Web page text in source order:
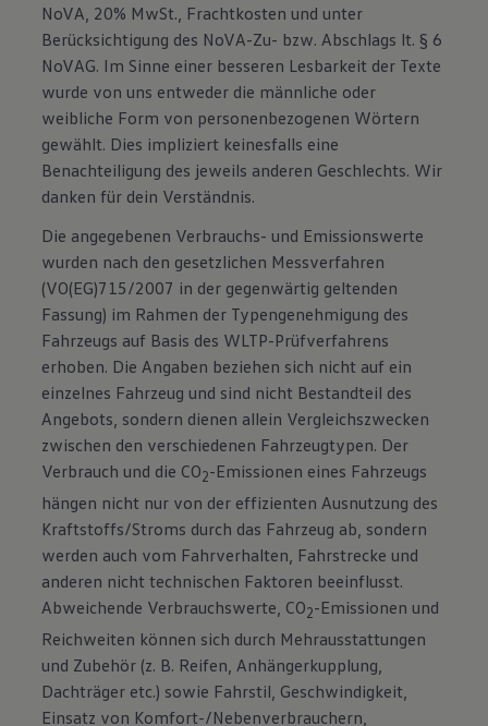
NoVA, 20% MwSt., Frachtkosten und unter
Berücksichtigung des NoVA-Zu- bzw. Abschlags lt. § 6
NoVAG. Im Sinne einer besseren Lesbarkeit der Texte
wurde von uns entweder die männliche oder
weibliche Form von personenbezogenen Wörtern
gewählt. Dies impliziert keinesfalls eine
Benachteiligung des jeweils anderen Geschlechts. Wir
danken für dein Verständnis.
Die angegebenen Verbrauchs- und Emissionswerte
wurden nach den gesetzlichen Messverfahren
(VO(EG)715/2007 in der gegenwärtig geltenden
Fassung) im Rahmen der Typengenehmigung des
Fahrzeugs auf Basis des WLTP-Prüfverfahrens
erhoben. Die Angaben beziehen sich nicht auf ein
einzelnes Fahrzeug und sind nicht Bestandteil des
Angebots, sondern dienen allein Vergleichszwecken
zwischen den verschiedenen Fahrzeugtypen. Der
Verbrauch und die CO2-Emissionen eines Fahrzeugs
hängen nicht nur von der effizienten Ausnutzung des
Kraftstoffs/Stroms durch das Fahrzeug ab, sondern
werden auch vom Fahrverhalten, Fahrstrecke und
anderen nicht technischen Faktoren beeinflusst.
Abweichende Verbrauchswerte, CO2-Emissionen und
Reichweiten können sich durch Mehrausstattungen
und Zubehör (z. B. Reifen, Anhängerkupplung,
Dachträger etc.) sowie Fahrstil, Geschwindigkeit,
Einsatz von Komfort-/Nebenverbrauchern,